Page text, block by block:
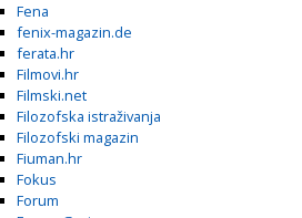
Fena
fenix-magazin.de
ferata.hr
Filmovi.hr
Filmski.net
Filozofska istraživanja
Filozofski magazin
Fiuman.hr
Fokus
Forum